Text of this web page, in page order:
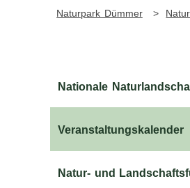
Naturpark Dümmer
Nationale
Veranstaltungskalender
Natur- und